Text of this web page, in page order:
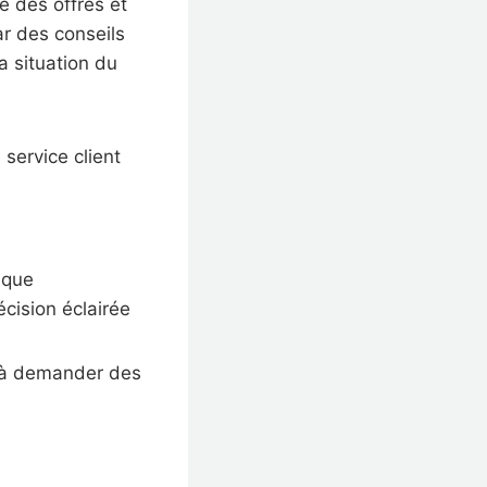
des conseils
situation du
client
éclairée
demander des